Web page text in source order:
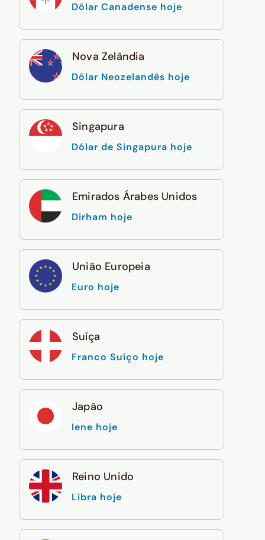
Dólar Canadense hoje
Nova Zelândia
Dólar Neozelandês hoje
Singapura
Dólar de Singapura hoje
Emirados Árabes Unidos
Dirham hoje
União Europeia
Euro hoje
Suíça
Franco Suíço hoje
Japão
Iene hoje
Reino Unido
Libra hoje